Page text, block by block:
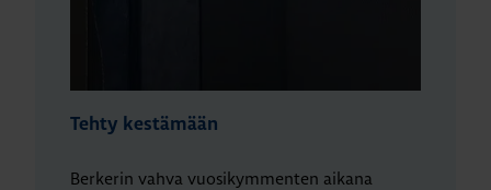
Tehty kestämään
Berkerin vahva vuosikymmenten aikana